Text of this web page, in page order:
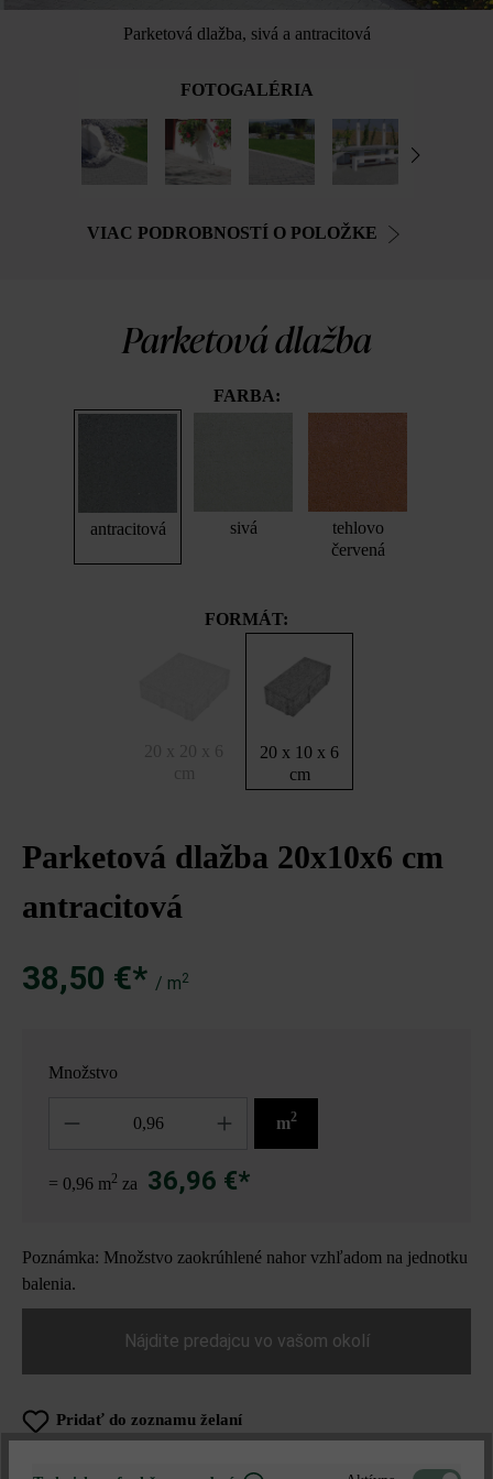
Parketová dlažba, sivá a antracitová
FOTOGALÉRIA
VIAC PODROBNOSTÍ O POLOŽKE
Parketová dlažba
FARBA:
antracitová sivá
tehlovo
červená
FORMÁT:
20 x 10 x 6
cm
Parketová dlažba 20x10x6 cm
antracitová
38,50 €* / m2
Množstvo
m2
= 0,96 m2 za 36,96 €*
Poznámka: Množstvo zaokrúhlené nahor vzhľadom na jednotku
balenia.
Nájdite predajcu vo vašom okolí
Pridať do zoznamu želaní